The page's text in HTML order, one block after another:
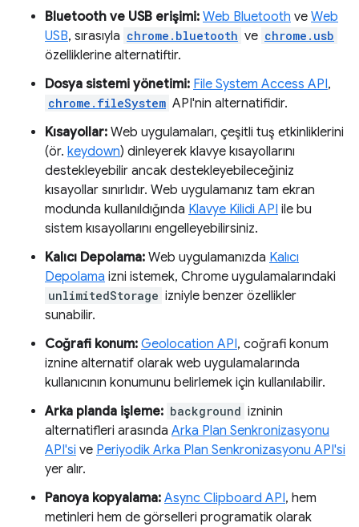
Bluetooth ve USB erişimi: Web Bluetooth ve Web
USB, sırasıyla chrome.bluetooth ve chrome.usb
özelliklerine alternatiftir.
Dosya sistemi yönetimi: File System Access API,
chrome.fileSystem API'nin alternatifidir.
Kısayollar: Web uygulamaları, çeşitli tuş etkinliklerini
(ör. keydown) dinleyerek klavye kısayollarını
destekleyebilir ancak destekleyebileceğiniz
kısayollar sınırlıdır. Web uygulamanız tam ekran
modunda kullanıldığında Klavye Kilidi API ile bu
sistem kısayollarını engelleyebilirsiniz.
Kalıcı Depolama: Web uygulamanızda Kalıcı
Depolama izni istemek, Chrome uygulamalarındaki
unlimitedStorage izniyle benzer özellikler
sunabilir.
Coğrafi konum: Geolocation API, coğrafi konum
iznine alternatif olarak web uygulamalarında
kullanıcının konumunu belirlemek için kullanılabilir.
Arka planda işleme: background izninin
alternatifleri arasında Arka Plan Senkronizasyonu
API'si ve Periyodik Arka Plan Senkronizasyonu API'si
yer alır.
Panoya kopyalama: Async Clipboard API, hem
metinleri hem de görselleri programatik olarak